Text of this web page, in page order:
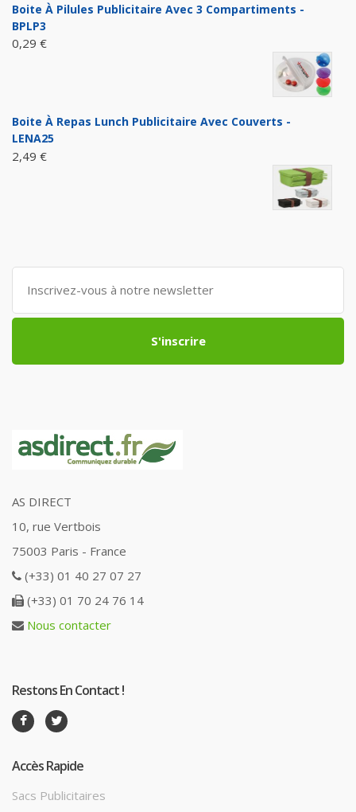
Boite À Pilules Publicitaire Avec 3 Compartiments -
BPLP3
0,29 €
Boite À Repas Lunch Publicitaire Avec Couverts -
LENA25
2,49 €
S'inscrire
AS DIRECT
10, rue Vertbois
75003 Paris - France
(+33) 01 40 27 07 27
(+33) 01 70 24 76 14
Nous contacter
Restons En Contact !
Accès Rapide
Sacs Publicitaires